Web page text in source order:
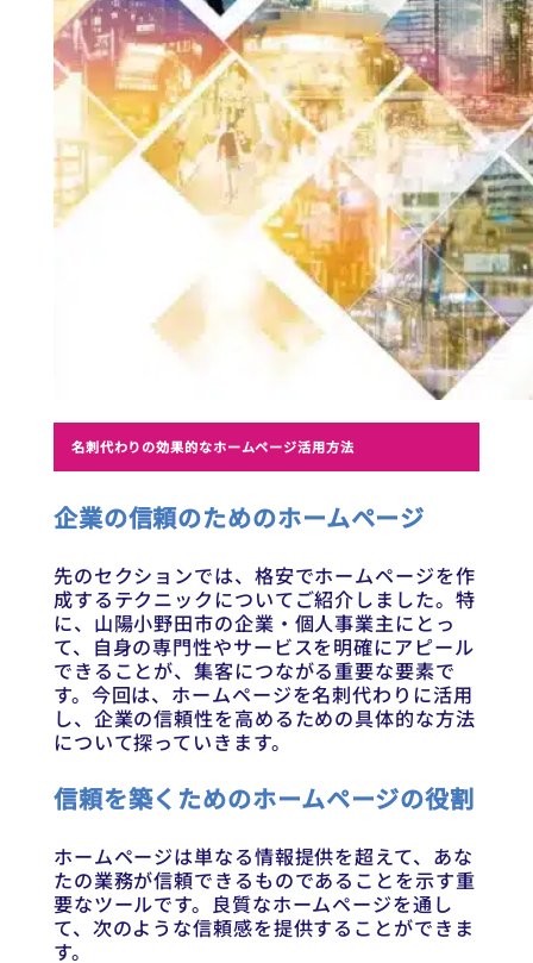
名刺代わりの効果的なホームページ活用方法
企業の信頼のためのホームページ
先のセクションでは、格安でホームページを作
成するテクニックについてご紹介しました。特
に、山陽小野田市の企業・個人事業主にとっ
て、自身の専門性やサービスを明確にアピール
できることが、集客につながる重要な要素で
す。今回は、ホームページを名刺代わりに活用
し、企業の信頼性を高めるための具体的な方法
について探っていきます。
信頼を築くためのホームページの役割
ホームページは単なる情報提供を超えて、あな
たの業務が信頼できるものであることを示す重
要なツールです。良質なホームページを通し
て、次のような信頼感を提供することができま
す。